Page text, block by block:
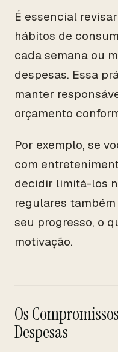
É essencial
hábitos de
cada semana ou
despesas. Essa
manter
orçamento
Por exemplo, se
com
decidir limitá-los
regulares
seu progresso, o
motivação.
Os
Despesas